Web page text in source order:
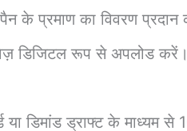
के प्रमाण का विवरण प्रदान
डिजिटल रूप से अपलोड करें।
या डिमांड ड्राफ्ट के माध्यम